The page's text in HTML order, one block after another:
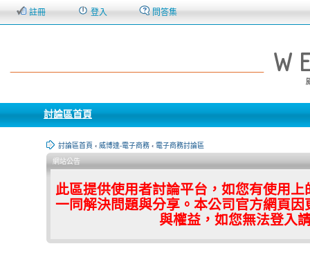
註冊 登入 問答集
討論區首頁
討論區首頁 ‹ 威博達-電子商務 ‹ 電子商務討論區
網站公告
此區提供使用者討論平台，如您有使用
一同解決問題與分享。本公司官方網頁
與權益，如您無法登入